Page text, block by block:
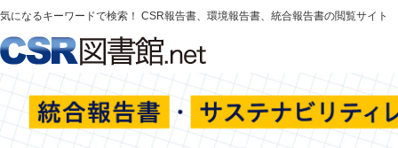
気になるキーワードで検索！ CSR報告書、環境報告書、統合報告書の閲覧サイト